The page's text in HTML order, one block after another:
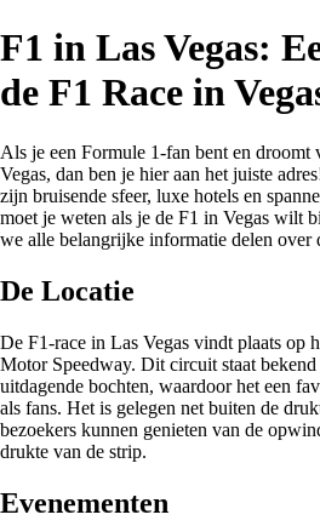
F1 in Las Vegas:
de F1 Race in
Als je een Formule 1-fan bent en droomt
Vegas, dan ben je hier aan het juiste
zijn bruisende sfeer, luxe hotels en
moet je weten als je de F1 in Vegas wilt
we alle belangrijke informatie delen over
De Locatie
De F1-race in Las Vegas vindt plaats op
Motor Speedway. Dit circuit staat
uitdagende bochten, waardoor het een
als fans. Het is gelegen net buiten de
bezoekers kunnen genieten van de
drukte van de strip.
Evenementen